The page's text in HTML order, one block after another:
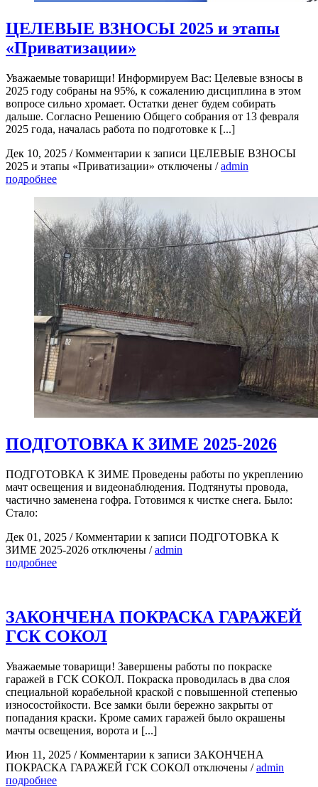
ЦЕЛЕВЫЕ ВЗНОСЫ 2025 и этапы
«Приватизации»
Уважаемые товарищи! Информируем Вас: Целевые взносы в
2025 году собраны на 95%, к сожалению дисциплина в этом
вопросе сильно хромает. Остатки денег будем собирать
дальше. Согласно Решению Общего собрания от 13 февраля
2025 года, началась работа по подготовке к [...]
Дек 10, 2025 /Комментарии к записи ЦЕЛЕВЫЕ ВЗНОСЫ
2025 и этапы «Приватизации» отключены /admin
подробнее
ПОДГОТОВКА К ЗИМЕ 2025-2026
ПОДГОТОВКА К ЗИМЕ Проведены работы по укреплению
мачт освещения и видеонаблюдения. Подтянуты провода,
частично заменена гофра. Готовимся к чистке снега. Было:
Стало:
Дек 01, 2025 /Комментарии к записи ПОДГОТОВКА К
ЗИМЕ 2025-2026 отключены /admin
подробнее
ЗАКОНЧЕНА ПОКРАСКА ГАРАЖЕЙ
ГСК СОКОЛ
Уважаемые товарищи! Завершены работы по покраске
гаражей в ГСК СОКОЛ. Покраска проводилась в два слоя
специальной корабельной краской с повышенной степенью
износостойкости. Все замки были бережно закрыты от
попадания краски. Кроме самих гаражей было окрашены
мачты освещения, ворота и [...]
Июн 11, 2025 /Комментарии к записи ЗАКОНЧЕНА
ПОКРАСКА ГАРАЖЕЙ ГСК СОКОЛ отключены /admin
подробнее